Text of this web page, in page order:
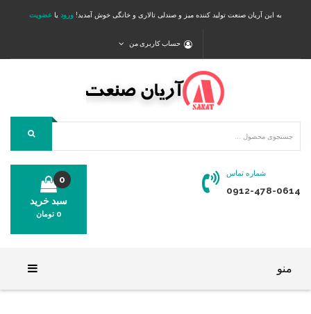
به این آریان صنعت تولید کننده میز و صندلی تالاری و خانگی خوش آمدید! ورود یا عضویت
حساب کاربری من
شماره تماس
0912-478-0614
سبد خرید
0
0 تومان
منو